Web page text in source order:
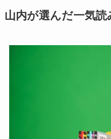
山内が選んだ一気